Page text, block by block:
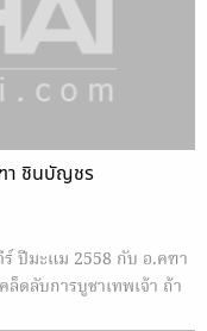
า ชินบัญชร
ปีมะแม 2558 กับ อ.คฑา
ดลับการบูชาเทพเจ้า ถ้า